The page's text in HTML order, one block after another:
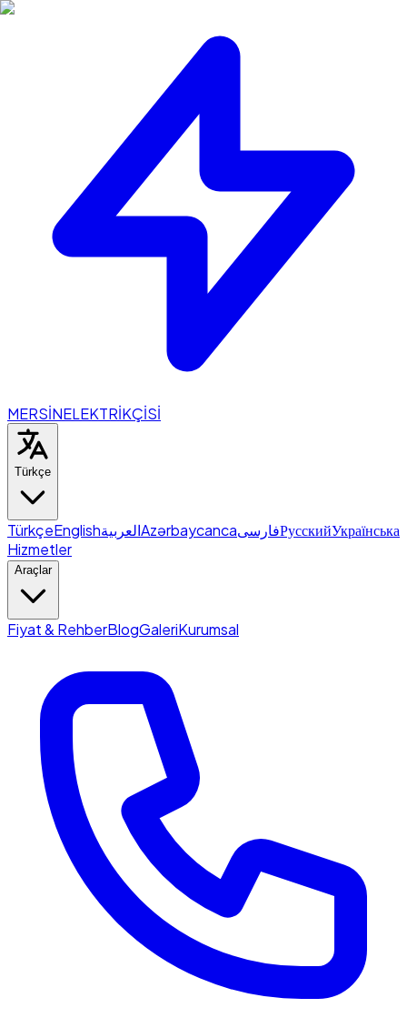
MERSİNELEKTRİKÇİSİ
Türkçe
TürkçeEnglishالعربيةAzərbaycancaفارسیРусскийУкраїнська
Hizmetler
Araçlar
Fiyat & RehberBlogGaleriKurumsal